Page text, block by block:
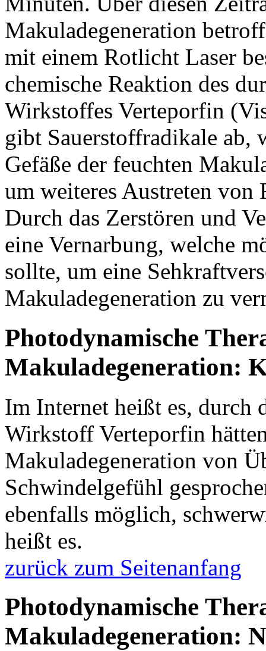
Makuladegeneration
mit einem Rotlicht Laser
chemische Reaktion des
Wirkstoffes Verteporfin
gibt Sauerstoffradikale ab,
Gefäße der feuchten
um weiteres Austreten
Durch das Zerstören und
eine Vernarbung, welche
sollte, um eine
Makuladegeneration zu
Photodynamische
Makuladegeneration:
Im Internet heißt es, durch
Wirkstoff Verteporfin
Makuladegeneration von
Schwindelgefühl
ebenfalls möglich,
heißt es.
zurück zum Seitenanfang
Photodynamische
Makuladegeneration: